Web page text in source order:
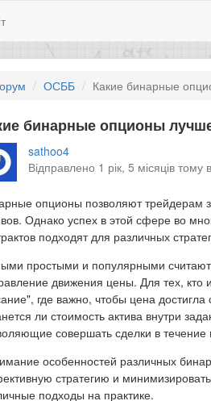
ОСББ Какие бинарные
бинарные опционы
sathoo4
Відправлено 1 рік, 5 місяців тому
опционы позволяют трейдерам
Однако успех в этой сфере во
подходят для различных
простыми и популярными
движения цены. Для тех,
где важно, чтобы цена
ли стоимость актива внутри
совершать сделки в течение
особенностей различных
стратегию и
подходы на практике.